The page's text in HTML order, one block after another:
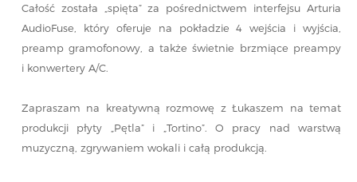
Całość została „spięta” za pośrednictwem interfejsu Arturia
AudioFuse, który oferuje na pokładzie 4 wejścia i wyjścia,
preamp gramofonowy, a także świetnie brzmiące preampy
i konwertery A/C.
Zapraszam na kreatywną rozmowę z Łukaszem na temat
produkcji płyty „Pętla” i „Tortino”. O pracy nad warstwą
muzyczną, zgrywaniem wokali i całą produkcją.